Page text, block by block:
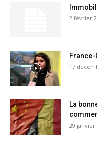
2 février
17
La
29 janvier